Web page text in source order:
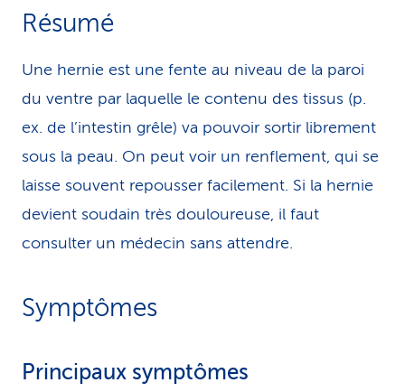
Résumé
Une hernie est une fente au niveau de la paroi
du ventre par laquelle le contenu des tissus (p.
ex. de l’intestin grêle) va pouvoir sortir librement
sous la peau. On peut voir un renflement, qui se
laisse souvent repousser facilement. Si la hernie
devient soudain très douloureuse, il faut
consulter un médecin sans attendre.
Symptômes
Principaux symptômes